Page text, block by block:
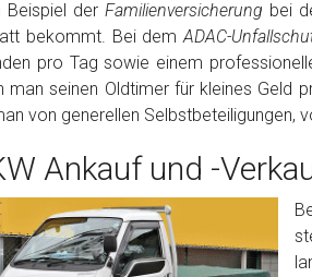
Fertig
Wie viel ist 10+2 ? *
Beispiel der Familienversicherung bei
bekommt. Bei demADAC-
pro Tag sowie einem
man seinen Oldtimer für kleines Geld
von generellen Selbstbeteiligungen,
Ankauf und -